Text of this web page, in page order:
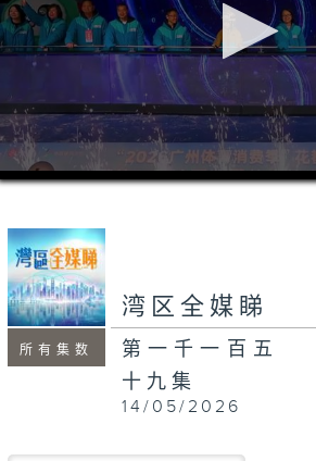
0
seconds
seconds
所有集数
湾区全媒睇
第一千一百五
十九集
14/05/2026